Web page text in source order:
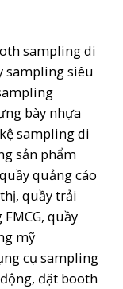
sampling di
sampling siêu
bày nhựa
sampling di
sản phẩm
quảng cáo
quầy trải
quầy
mỹ
cụ sampling
đặt booth